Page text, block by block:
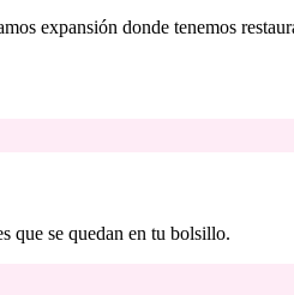
expansión donde tenemos
que se quedan en tu bolsillo.